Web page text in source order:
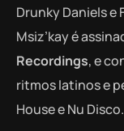
Drunky Daniels e
Msiz’kay é
Recordings, e
ritmos latinos e
House e Nu Disco.